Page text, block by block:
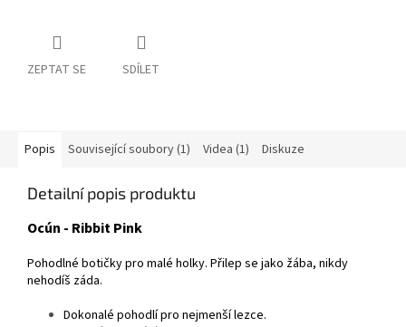
ZEPTAT SE SDÍLET
Popis Související soubory (1) Videa (1) Diskuze
Detailní popis produktu
Ocún - Ribbit Pink
Pohodlné botičky pro malé holky. Přilep se jako žába, nikdy
nehodíš záda.
Dokonalé pohodlí pro nejmenší lezce.